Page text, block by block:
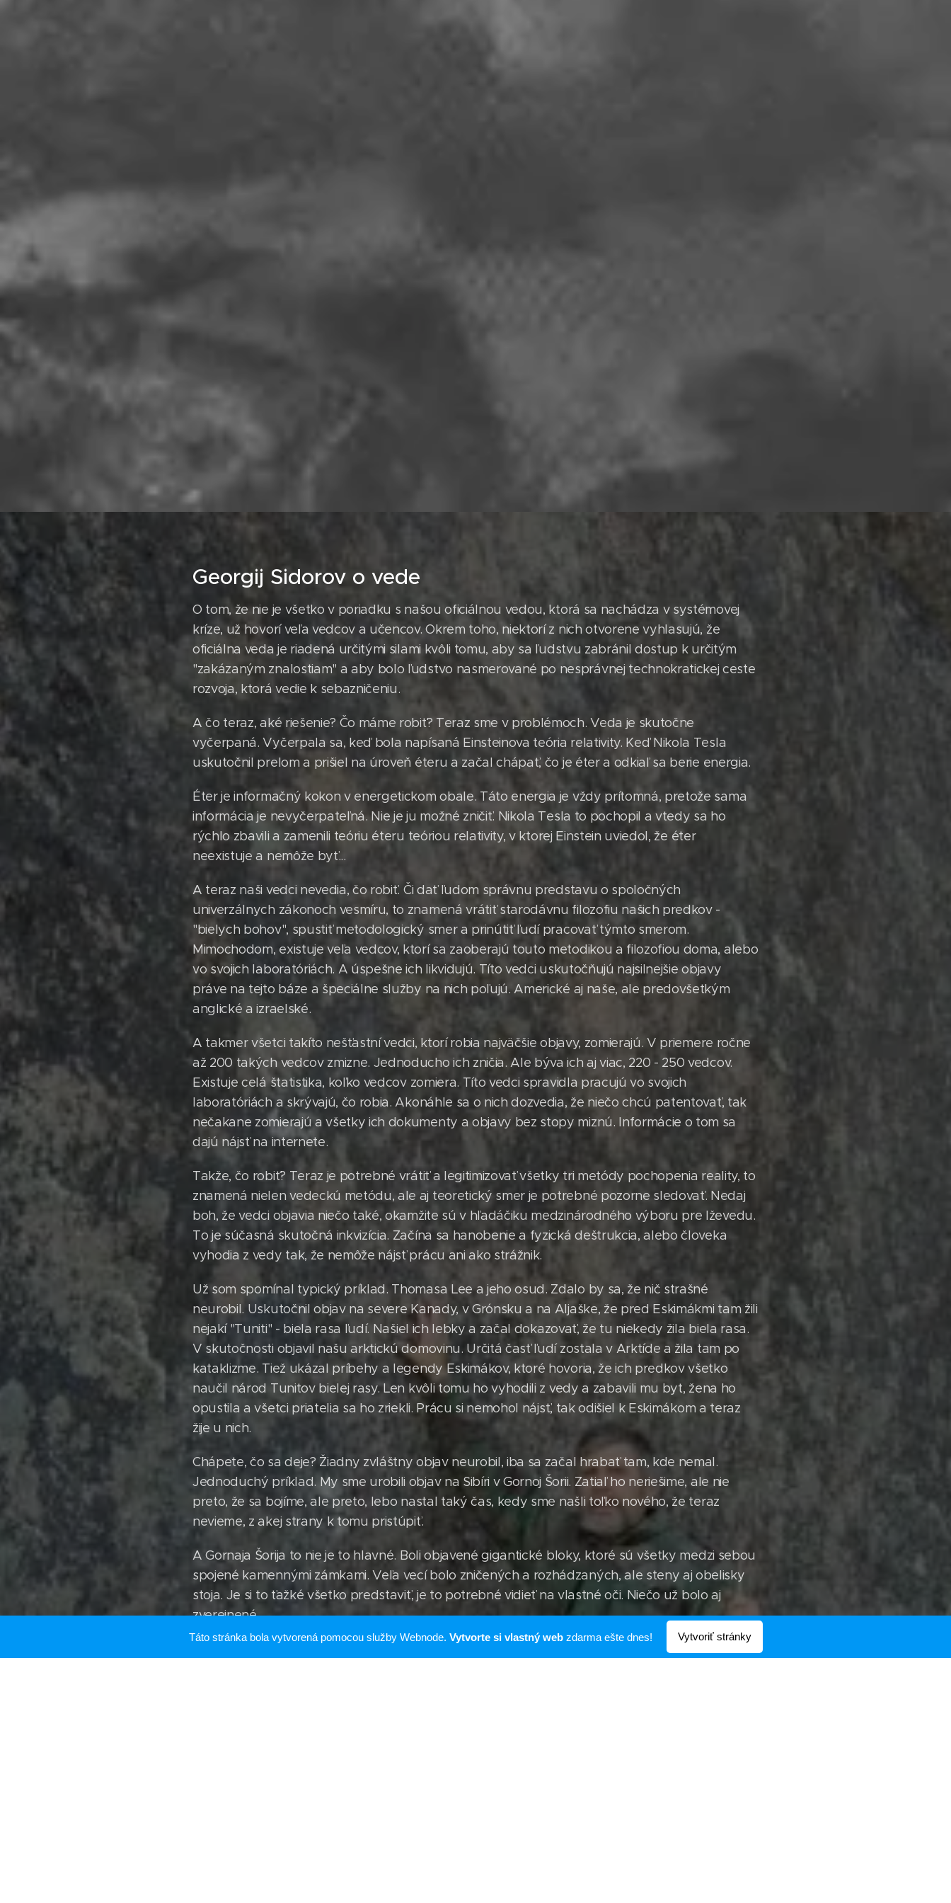
Georgij Sidorov o vede
O tom, že nie je všetko v poriadku s našou oficiálnou vedou, ktorá sa nachádza v systémovej
kríze, už hovorí veľa vedcov a učencov. Okrem toho, niektorí z nich otvorene vyhlasujú, že
oficiálna veda je riadená určitými silami kvôli tomu, aby sa ľudstvu zabránil dostup k určitým
"zakázaným znalostiam" a aby bolo ľudstvo nasmerované po nesprávnej technokratickej ceste
rozvoja, ktorá vedie k sebazničeniu.
A čo teraz, aké riešenie? Čo máme robiť? Teraz sme v problémoch. Veda je skutočne
vyčerpaná. Vyčerpala sa, keď bola napísaná Einsteinova teória relativity. Keď Nikola Tesla
uskutočnil prelom a prišiel na úroveň éteru a začal chápať, čo je éter a odkiaľ sa berie energia.
Éter je informačný kokon v energetickom obale. Táto energia je vždy prítomná, pretože sama
informácia je nevyčerpateľná. Nie je ju možné zničiť. Nikola Tesla to pochopil a vtedy sa ho
rýchlo zbavili a zamenili teóriu éteru teóriou relativity, v ktorej Einstein uviedol, že éter
neexistuje a nemôže byť...
A teraz naši vedci nevedia, čo robiť. Či dať ľudom správnu predstavu o spoločných
univerzálnych zákonoch vesmíru, to znamená vrátiť starodávnu filozofiu našich predkov -
"bielych bohov", spustiť metodologický smer a prinútiť ľudí pracovať týmto smerom.
Mimochodom, existuje veľa vedcov, ktorí sa zaoberajú touto metodikou a filozofiou doma, alebo
vo svojich laboratóriách. A úspešne ich likvidujú. Títo vedci uskutočňujú najsilnejšie objavy
práve na tejto báze a špeciálne služby na nich poľujú. Americké aj naše, ale predovšetkým
anglické a izraelské.
A takmer všetci takíto nešťastní vedci, ktorí robia najväčšie objavy, zomierajú. V priemere ročne
až 200 takých vedcov zmizne. Jednoducho ich zničia. Ale býva ich aj viac, 220 - 250 vedcov.
Existuje celá štatistika, koľko vedcov zomiera. Títo vedci spravidla pracujú vo svojich
laboratóriách a skrývajú, čo robia. Akonáhle sa o nich dozvedia, že niečo chcú patentovať, tak
nečakane zomierajú a všetky ich dokumenty a objavy bez stopy miznú. Informácie o tom sa
dajú nájsť na internete.
Takže, čo robiť? Teraz je potrebné vrátiť a legitimizovať všetky tri metódy pochopenia reality, to
znamená nielen vedeckú metódu, ale aj teoretický smer je potrebné pozorne sledovať. Nedaj
boh, že vedci objavia niečo také, okamžite sú v hľadáčiku medzinárodného výboru pre lževedu.
To je súčasná skutočná inkvizícia. Začína sa hanobenie a fyzická deštrukcia, alebo človeka
vyhodia z vedy tak, že nemôže nájsť prácu ani ako strážnik.
Už som spomínal typický príklad. Thomasa Lee a jeho osud. Zdalo by sa, že nič strašné
neurobil. Uskutočnil objav na severe Kanady, v Grónsku a na Aljaške, že pred Eskimákmi tam žili
nejakí "Tuniti" - biela rasa ľudí. Našiel ich lebky a začal dokazovať, že tu niekedy žila biela rasa.
V skutočnosti objavil našu arktickú domovinu. Určitá časť ľudí zostala v Arktíde a žila tam po
kataklizme. Tiež ukázal príbehy a legendy Eskimákov, ktoré hovoria, že ich predkov všetko
naučil národ Tunitov bielej rasy. Len kvôli tomu ho vyhodili z vedy a zabavili mu byt, žena ho
opustila a všetci priatelia sa ho zriekli. Prácu si nemohol nájsť, tak odišiel k Eskimákom a teraz
žije u nich.
Chápete, čo sa deje? Žiadny zvláštny objav neurobil, iba sa začal hrabať tam, kde nemal.
Jednoduchý príklad. My sme urobili objav na Sibíri v Gornoj Šorii. Zatiaľ ho neriešime, ale nie
preto, že sa bojíme, ale preto, lebo nastal taký čas, kedy sme našli toľko nového, že teraz
nevieme, z akej strany k tomu pristúpiť.
A Gornaja Šorija to nie je to hlavné. Boli objavené gigantické bloky, ktoré sú všetky medzi sebou
spojené kamennými zámkami. Veľa vecí bolo zničených a rozhádzaných, ale steny aj obelisky
stoja. Je si to ťažké všetko predstaviť, je to potrebné vidieť na vlastné oči. Niečo už bolo aj
zverejnené.
Ale čo je zaujímavé? Volá mi jeden môj priateľ z Nemecka, na ktorého sa nakontaktoval Erich
Táto stránka bola vytvorená pomocou služby Webnode. Vytvorte si vlastný webzdarma ešte dnes! Vytvoriť stránky